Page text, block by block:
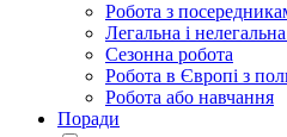
Робота з
Легальна і
Сезонна робота
Робота в Європі з
Робота або навчання
Поради